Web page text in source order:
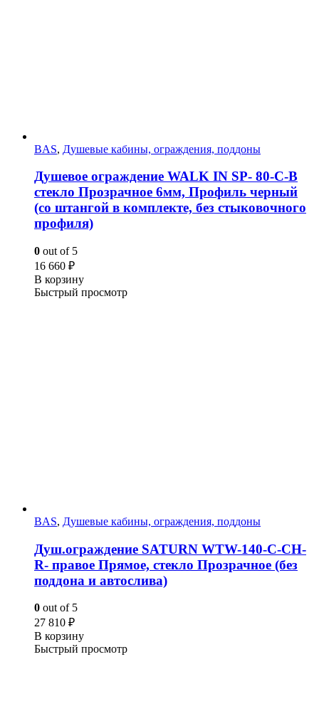
BAS, Душевые кабины, ограждения, поддоны
Душевое ограждение WALK IN SP- 80-C-B
стекло Прозрачное 6мм, Профиль черный
(со штангой в комплекте, без стыковочного
профиля)
0 out of 5
16 660 ₽
В корзину
Быстрый просмотр
BAS, Душевые кабины, ограждения, поддоны
Душ.ограждение SATURN WTW-140-C-CH-
R- правое Прямое, стекло Прозрачное (без
поддона и автослива)
0 out of 5
27 810 ₽
В корзину
Быстрый просмотр